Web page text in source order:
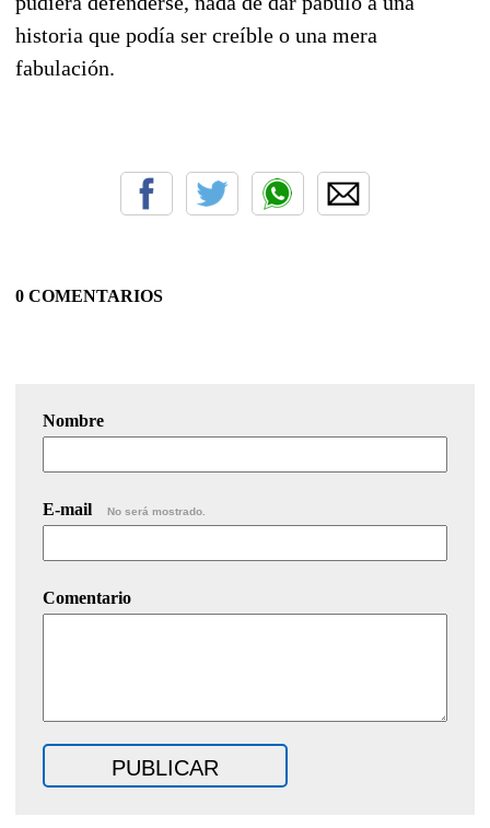
historia que podía ser creíble o una mera
fabulación.
0 COMENTARIOS
Nombre
E-mail No será mostrado.
Comentario